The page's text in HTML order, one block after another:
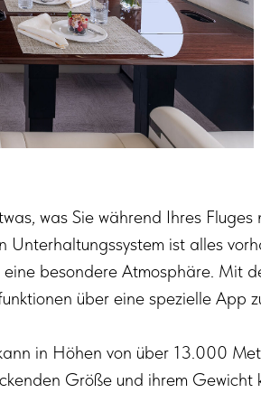
was Sie während Ihres
Unterhaltungssystem ist alles
besondere Atmosphäre. Mit
über eine spezielle App
in Höhen von über 13.000
Größe und ihrem